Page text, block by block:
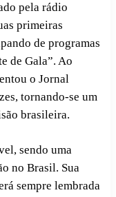
pela rádio
primeiras
de programas
de Gala”. Ao
o Jornal
tornando-se um
brasileira.
sendo uma
no Brasil. Sua
sempre lembrada